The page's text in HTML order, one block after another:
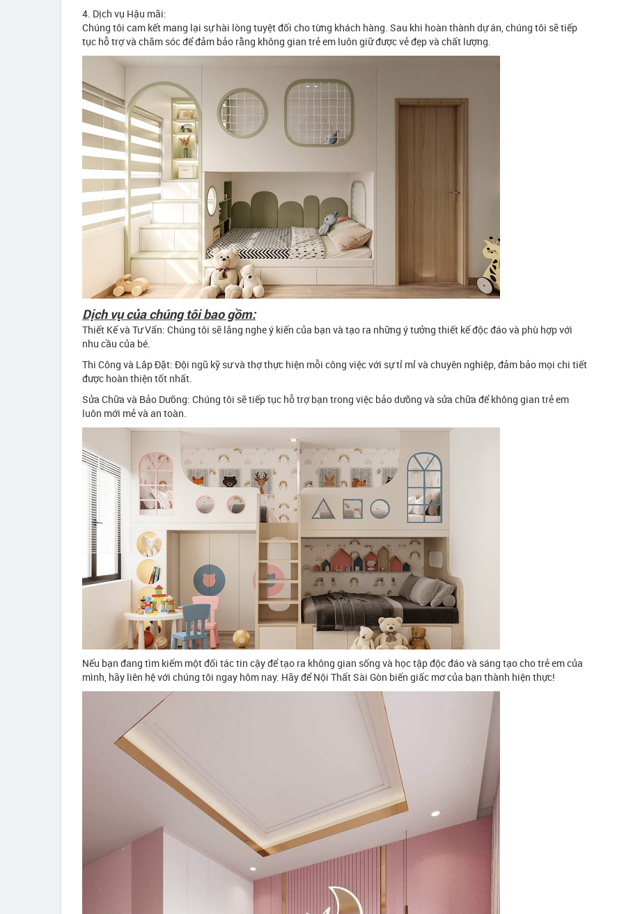
4. Dịch vụ Hậu mãi:
Chúng tôi cam kết mang lại sự hài lòng tuyệt đối cho từng khách hàng. Sau khi hoàn thành dự án, chúng tôi sẽ tiếp
tục hỗ trợ và chăm sóc để đảm bảo rằng không gian trẻ em luôn giữ được vẻ đẹp và chất lượng.
Dịch vụ của chúng tôi bao gồm:
Thiết Kế và Tư Vấn: Chúng tôi sẽ lắng nghe ý kiến của bạn và tạo ra những ý tưởng thiết kế độc đáo và phù hợp với
nhu cầu của bé.
Thi Công và Lắp Đặt: Đội ngũ kỹ sư và thợ thực hiện mỗi công việc với sự tỉ mỉ và chuyên nghiệp, đảm bảo mọi chi tiết
được hoàn thiện tốt nhất.
Sửa Chữa và Bảo Dưỡng: Chúng tôi sẽ tiếp tục hỗ trợ bạn trong việc bảo dưỡng và sửa chữa để không gian trẻ em
luôn mới mẻ và an toàn.
Nếu bạn đang tìm kiếm một đối tác tin cậy để tạo ra không gian sống và học tập độc đáo và sáng tạo cho trẻ em của
mình, hãy liên hệ với chúng tôi ngay hôm nay. Hãy để Nội Thất Sài Gòn biến giấc mơ của bạn thành hiện thực!